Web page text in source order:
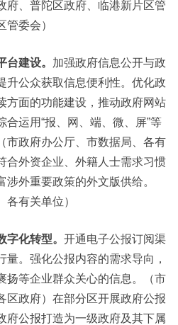
府、普陀区政府、临港新片区管
委会）
建设。 加强政府信息公开与政
升公众获取信息便利性。优化政
方面的功能建设，推动政府网站
运用“报、网、端、微、屏”等
市政府办公厅、市数据局、各有
合外资企业、外籍人士需求习惯
外重要政策的外文版供给。
各有关单位）
化转型。 开通电子公报订阅渠
。强化公报内容的需求导向，
扬等企业群众关心的信息。（市
区政府）在部分区开展政府公报
府公报打造为一级政府及其下属